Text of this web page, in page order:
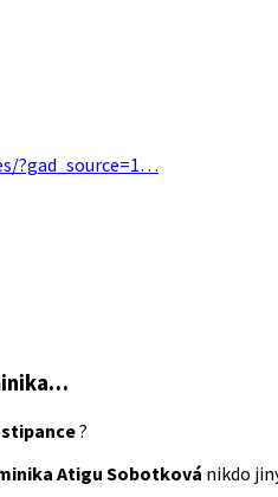
?gad_source=1…
?
Atigu Sobotková nikdo